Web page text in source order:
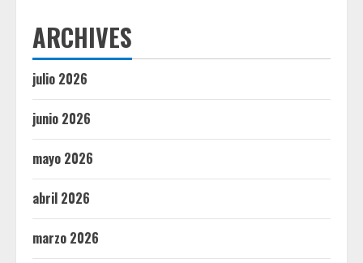
ARCHIVES
julio 2026
junio 2026
mayo 2026
abril 2026
marzo 2026